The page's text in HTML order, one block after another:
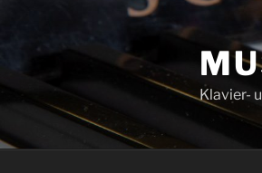
springen
Klavier-